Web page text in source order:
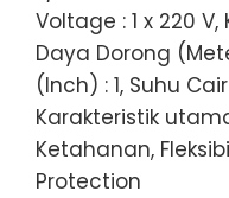
Voltage : 1 x 220
Daya Dorong
(Inch) : 1, Suhu
Karakteristik
Ketahanan,
Protection